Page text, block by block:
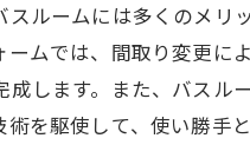
実際のリフォー
プロフェッショ
岐阜県瑞穂市で夢の
間取り変更の計
ルームには多くのメリ
ムでは、間取り変更に
成します。また、バス
を駆使して、使い勝手